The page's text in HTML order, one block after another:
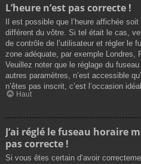
L’heure n’est pas correcte !
Il est possible que l’heure affichée
différent du vôtre. Si tel était le cas,
de contrôle de l’utilisateur et régler le
zone adéquate, par exemple Londres,
Veuillez noter que le réglage du
autres paramètres, n’est accessible
n’êtes pas inscrit, c’est l’occasion
Haut
J’ai réglé le fuseau horaire
pas correcte !
Si vous êtes certain d’avoir